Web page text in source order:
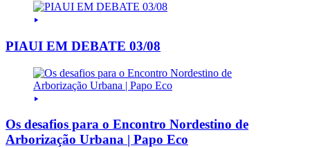
PIAUI EM DEBATE 03/08
Os desafios para o Encontro Nordestino de
Arborização Urbana | Papo Eco